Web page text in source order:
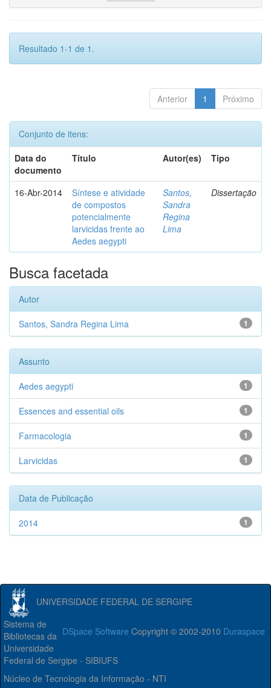
Resultado 1-1 de 1.
Anterior 1 Próximo
Conjunto de itens:
Data do
documento
Título Autor(es) Tipo
16-Abr-2014
Síntese e atividade
de compostos
potencialmente
larvicidas frente ao
Aedes aegypti
Santos,
Sandra
Regina
Lima
Dissertação
Busca facetada
Autor
1
Santos, Sandra Regina Lima
Assunto
1
Aedes aegypti
1
Essences and essential oils
1
Farmacologia
1
Larvicidas
Data de Publicação
1
2014
UNIVERSIDADE FEDERAL DE SERGIPE
DSpace Software Copyright © 2002-2010 Duraspace
Sistema de
Bibliotecas da
Universidade
Federal de Sergipe - SIBIUFS
Núcleo de Tecnologia da Informação - NTI